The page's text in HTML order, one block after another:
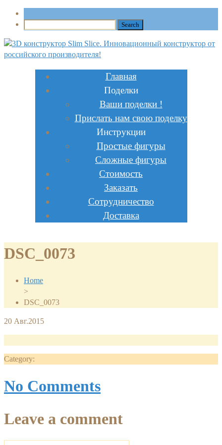
Главная
Поделки
Ваши поделки !
Прислать нам свою поделку
Инструкции
Простые фигуры
Сложные фигуры
Стоимость
Заказать
Сотрудничество
Доставка
DSC_0073
Home
>
DSC_0073
20 Авг.2015
Category:
No Comments
Leave a comment